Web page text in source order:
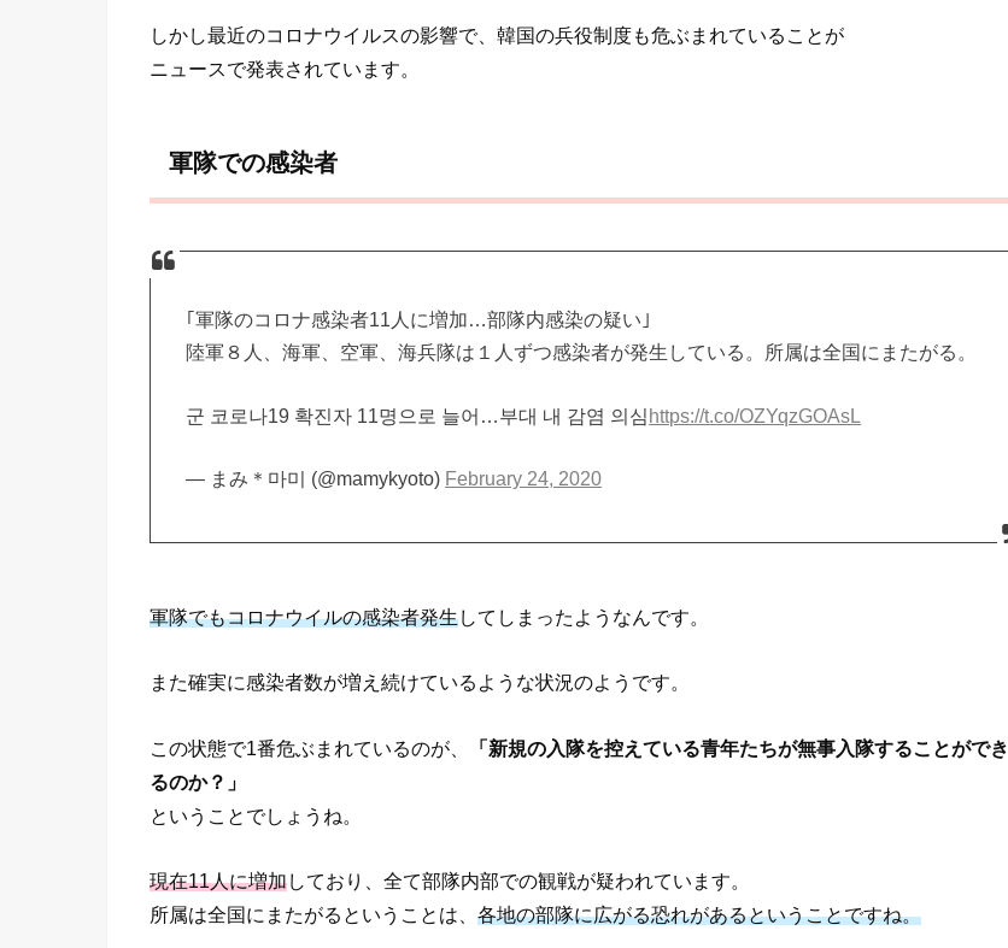
しかし最近のコロナウイルスの影響で、韓国の兵役制度も危ぶまれていることが
ニュースで発表されています。
軍隊での感染者
｢軍隊のコロナ感染者11人に増加…部隊内感染の疑い｣
陸軍８人、海軍、空軍、海兵隊は１人ずつ感染者が発生している。所属は全国にまたがる。
군 코로나19 확진자 11명으로 늘어…부대 내 감염 의심 https://t.co/OZYqzGOAsL
— まみ＊마미 (@mamykyoto) February 24, 2020
軍隊でもコロナウイルの感染者発生してしまったようなんです。
また確実に感染者数が増え続けているような状況のようです。
この状態で1番危ぶまれているのが、
「新規の入隊を控えている青年たちが無事入隊することができ
るのか？」
ということでしょうね。
現在11人に増加しており、全て部隊内部での観戦が疑われています。
所属は全国にまたがるということは、 各地の部隊に広がる恐れがあるということですね。